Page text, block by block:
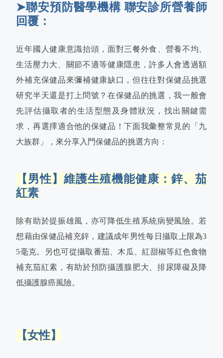
➤聯安預防醫學機構 聯安診所營養師
回覆：
近年國人健康意識抬頭，面對三餐外食、營養不均、
生活壓力大、關節不適等健康隱患，許多人會透過額
外補充保健品來彌補健康缺口，但往往對保健品挑選
研究半天還是打上問號？在保健品的挑選，我一般會
先評估攝取者的生活型態及身體狀況，找出關鍵需
求，再選擇適合他的保健品！下面我彙整常見的「九
大族群」，來分享入門保健品的挑選方向：
【男性】維護生殖機能健康：鋅、茄
紅素
除有助於提振雄風，亦可降低生殖系統病變風險。若
想藉由保健品補充鋅，建議成年男性每日攝取上限為3
5毫克。另也可從攝取番茄、木瓜、紅甜椒等紅色食物
補充茄紅素，有助於預防攝護腺肥大、排尿障礙及降
低攝護腺癌風險。
【女性】